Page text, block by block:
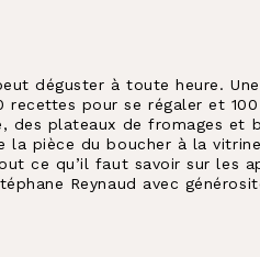
déguster à toute heure.
recettes pour se régaler et
des plateaux de fromages et
pièce du boucher à la
ce qu’il faut savoir sur les
Reynaud avec